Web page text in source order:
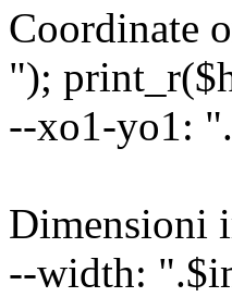
Coordinate
");
--xo1-yo1:
Dimensioni
--width: